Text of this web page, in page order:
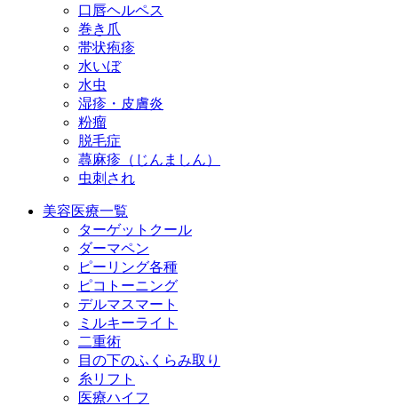
口唇ヘルペス
巻き爪
帯状疱疹
水いぼ
水虫
湿疹・皮膚炎
粉瘤
脱毛症
蕁麻疹（じんましん）
虫刺され
美容医療一覧
ターゲットクール
ダーマペン
ピーリング各種
ピコトーニング
デルマスマート
ミルキーライト
二重術
目の下のふくらみ取り
糸リフト
医療ハイフ